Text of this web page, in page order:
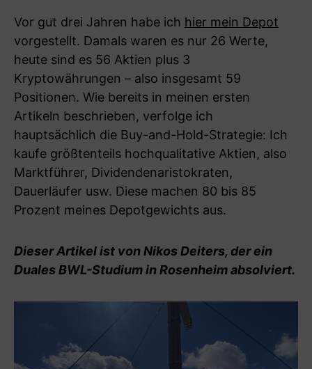
Vor gut drei Jahren habe ich hier mein Depot
vorgestellt. Damals waren es nur 26 Werte,
heute sind es 56 Aktien plus 3
Kryptowährungen – also insgesamt 59
Positionen. Wie bereits in meinen ersten
Artikeln beschrieben, verfolge ich
hauptsächlich die Buy-and-Hold-Strategie: Ich
kaufe größtenteils hochqualitative Aktien, also
Marktführer, Dividendenaristokraten,
Dauerläufer usw. Diese machen 80 bis 85
Prozent meines Depotgewichts aus.
Dieser Artikel ist von Nikos Deiters, der ein
Duales BWL-Studium in Rosenheim absolviert.